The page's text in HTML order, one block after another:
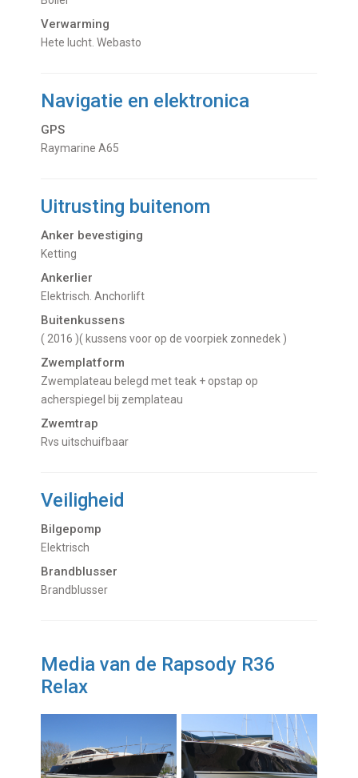
Verwarming
hete lucht. Webasto
Navigatie en elektronica
GPS
Raymarine A65
Uitrusting buitenom
Anker bevestiging
Ketting
Ankerlier
Elektrisch.Anchorlift
Buitenkussens
( 2016 )( kussens voor op de voorpiek zonnedek )
Zwemplatform
Zwemplateau belegd met teak + opstap op
acherspiegel bij zemplateau
Zwemtrap
rvs uitschuifbaar
Veiligheid
Bilgepomp
Elektrisch
Brandblusser
Brandblusser
Media van de Rapsody R36
Relax